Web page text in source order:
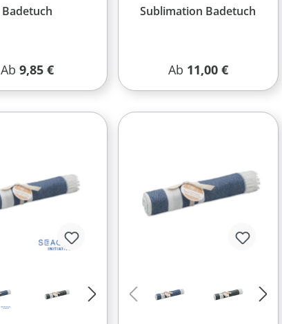
Badetuch
Regulärer Preis:
Ab 9,85 €
Sublimation Badetuch
Regulärer Preis:
Ab 11,00 €